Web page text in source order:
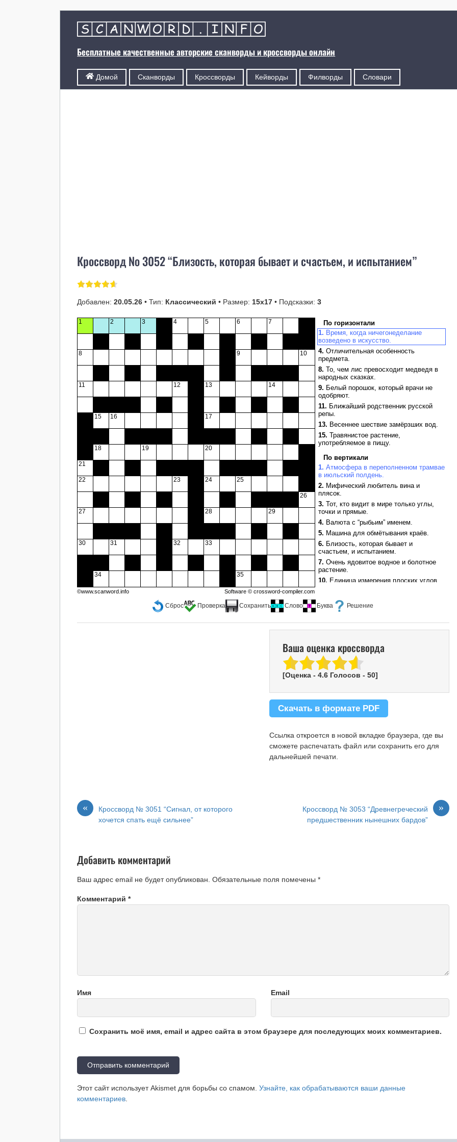
Бесплатные качественные авторские сканворды и кроссворды онлайн
Домой Сканворды Кроссворды Кейворды Филворды Словари
Кроссворд № 3052 “Близость, которая бывает и счастьем, и испытанием”
Добавлен:20.05.26 • Тип: Классический • Размер: 15х17 • Подсказки:3
Сброс Проверка Сохранить Слово Буква Решение
По горизонтали
1. Время, когда ничегонеделание
возведено в искусство.
4.Отличительная особенность
предмета.
8.То, чем лис превосходит медведя в
народных сказках.
9. Белый порошок, который врачи не
одобряют.
11. Ближайший родственник русской
репы.
13. Весеннее шествие замёрзших вод.
15.Травянистое растение,
употребляемое в пищу.
17.
18. Состояние, при котором даже
оптимист молчит.
22.Нейтрализующее яд лекарство.
24.Покрытие, к которому ничего не
прилипает.
27.Созвездие, включающее в себя
Арктур.
28.Факт существования чего-либо,
который трудно отрицать.
30.Цилиндрический футляр для
чертежей.
32.Наука, изучающая древние
сказания.
35.Спринт для спортсменов, но не
бегунов.
По вертикали
1.Атмосфера в переполненном трамвае
в июльский полдень.
2. Мифический любитель вина и
плясок.
3.Тот, кто видит в мире только углы,
точки и прямые.
4. Валюта с “рыбьим” именем.
5. Машина для обмётывания краёв.
6. Близость, которая бывает и
счастьем, и испытанием.
7.Очень ядовитое водное и болотное
растение.
10. Единица измерения плоских углов.
“сквозного” просмотра.
14.Дурное наследие одного из сыновей
19.Молодая арктическая лиса.
20.
Металлический кружок с
символическим значением.
21. Приём в борцовских единоборствах.
литературному творчеству.
26.
Не отличающийся аккуратностью
29. Из него делают и сковороды, и
Собрание, где кружатся в вальсе и
плетут интриги.
1 2 3 4 5 6 7
8 9 10
11 12 13 14
15 16 17
18 19 20
21
22 23 24 25
26
27 28 29
30 31 32 33
34 35
©www.scanword.info Software ©crossword-compiler.com
Ваша оценка кроссворда
[Оценка - 4.6Голосов - 50]
Скачать в формате PDF
Ссылка откроется в новой вкладке браузера, где вы
сможете распечатать файл или сохранить его для
дальнейшей печати.
«
Кроссворд № 3051 “Сигнал, от которого
хочется спать ещё сильнее”
»
Кроссворд № 3053 “Древнегреческий
предшественник нынешних бардов”
Добавить комментарий
Ваш адрес email не будет опубликован. Обязательные поля помечены*
Комментарий*
Имя Email
Сохранить моё имя, email и адрес сайта в этом браузере для последующих моих комментариев.
Этот сайт использует Akismet для борьбы со спамом.Узнайте, как обрабатываются ваши данные
комментариев